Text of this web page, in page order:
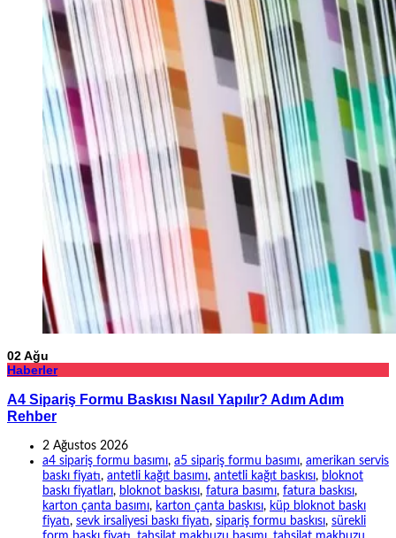
02Ağu
Haberler
A4 Sipariş Formu Baskısı Nasıl Yapılır? Adım Adım
Rehber
2 Ağustos 2026
a4 sipariş formu basımı, a5 sipariş formu basımı, amerikan servis
baskı fiyatı, antetli kağıt basımı, antetli kağıt baskısı, bloknot
baskı fiyatları, bloknot baskısı, fatura basımı, fatura baskısı,
karton çanta basımı, karton çanta baskısı, küp bloknot baskı
fiyatı, sevk irsaliyesi baskı fiyatı, sipariş formu baskısı, sürekli